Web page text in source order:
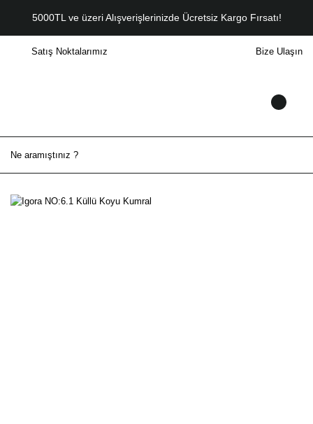
5000TL ve üzeri Alışverişlerinizde Ücretsiz Kargo Fırsatı!
Satış Noktalarımız Bize Ulaşın